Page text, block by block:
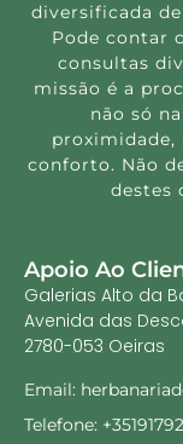
diversificada
Pode contar
consultas
missão é a
não só
proximidade,
conforto. Não
destes
Apoio Ao
Galerias Alto da
Avenida das
2780-053 Oeiras
Email:
Telefone: